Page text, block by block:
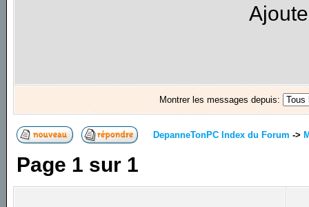
Montrer les messages depuis:
DepanneTonPC Index du Forum ->
Page 1 sur 1